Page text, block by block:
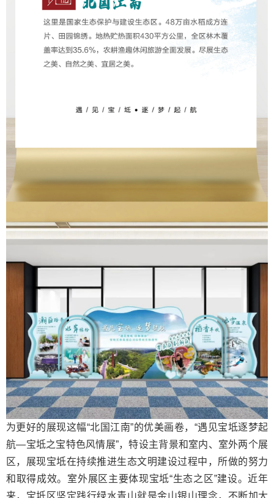
为更好的展现这幅“北国江南”的优美画卷，“遇见宝坻逐梦起
航—宝坻之宝特色风情展”，特设主背景和室内、室外两个展
区，展现宝坻在持续推进生态文明建设过程中，所做的努力
和取得成效。室外展区主要体现宝坻“生态之区”建设。近年
来，宝坻区坚定践行绿水青山就是金山银山理念，不断加大